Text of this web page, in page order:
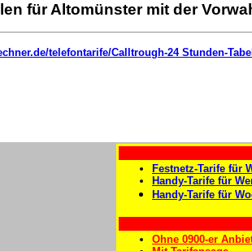
für Altomünster mit der
telefontarife/Calltrough-24 Stunden-
Festnetz-Tarife für
Handy-Tarife für
Handy-Tarife für
Ohne 0900-er